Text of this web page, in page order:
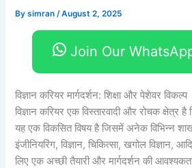
Bysimran/August 2, 2025
Join Our
विज्ञान करियर मार्गदर्शन: शिक्षा और पेशेवर विकल्प
विज्ञान करियर एक विस्तारवादी और रोचक क्षेत्र
यह एक विकसित विषय है जिसमें अनेक विभिन्न
इंजीनियरिंग, विज्ञान, चिकित्सा, खगोल विज्ञान,
लिए एक अच्छी तैयारी और मार्गदर्शन की